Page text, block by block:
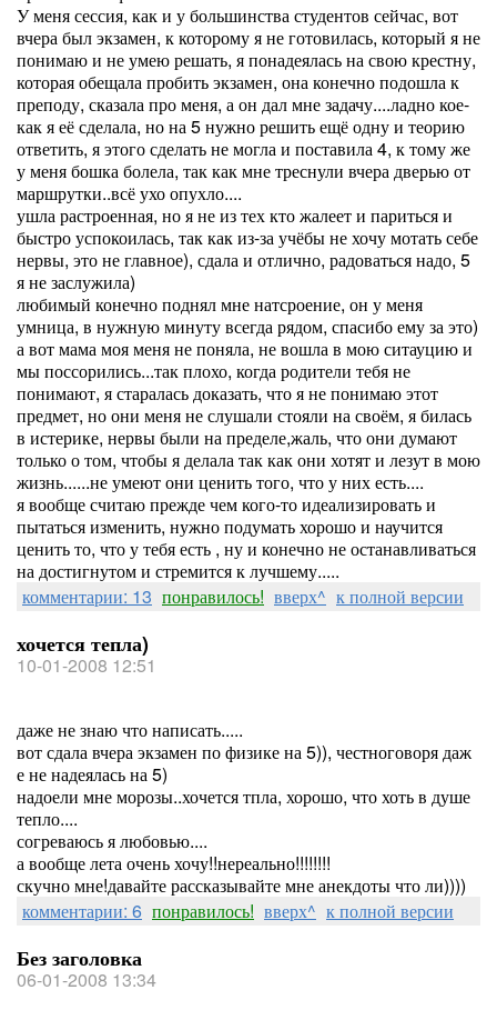
У меня сессия, как и у большинства студентов сейчас, вот
вчера был экзамен, к которому я не готовилась, который я не
понимаю и не умею решать, я понадеялась на свою крестну,
которая обещала пробить экзамен, она конечно подошла к
преподу, сказала про меня, а он дал мне задачу....ладно кое-
как я её сделала, но на 5 нужно решить ещё одну и теорию
ответить, я этого сделать не могла и поставила 4, к тому же
у меня бошка болела, так как мне треснули вчера дверью от
маршрутки..всё ухо опухло....
ушла растроенная, но я не из тех кто жалеет и париться и
быстро успокоилась, так как из-за учёбы не хочу мотать себе
нервы, это не главное), сдала и отлично, радоваться надо, 5
я не заслужила)
любимый конечно поднял мне натсроение, он у меня
умница, в нужную минуту всегда рядом, спасибо ему за это)
а вот мама моя меня не поняла, не вошла в мою ситауцию и
мы поссорились...так плохо, когда родители тебя не
понимают, я старалась доказать, что я не понимаю этот
предмет, но они меня не слушали стояли на своём, я билась
в истерике, нервы были на пределе,жаль, что они думают
только о том, чтобы я делала так как они хотят и лезут в мою
жизнь......не умеют они ценить того, что у них есть....
я вообще считаю прежде чем кого-то идеализировать и
пытаться изменить, нужно подумать хорошо и научится
ценить то, что у тебя есть , ну и конечно не останавливаться
на достигнутом и стремится к лучшему.....
комментарии: 13 понравилось! вверх^ к полной версии
хочется тепла)
10-01-2008 12:51
даже не знаю что написать.....
вот сдала вчера экзамен по физике на 5)), честноговоря даж
е не надеялась на 5)
надоели мне морозы..хочется тпла, хорошо, что хоть в душе
тепло....
согреваюсь я любовью....
а вообще лета очень хочу!!нереально!!!!!!!!
скучно мне!давайте рассказывайте мне анекдоты что ли))))
комментарии: 6 понравилось! вверх^ к полной версии
Без заголовка
06-01-2008 13:34